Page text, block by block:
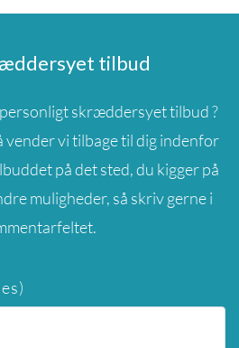
tilbud
skræddersyet tilbud ?
vi tilbage til dig indenfor
på det sted, du kigger på
muligheder, så skriv gerne i